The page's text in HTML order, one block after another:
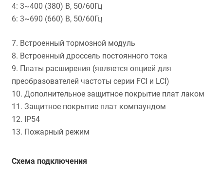
4: 3~400 (380) В, 50/60Гц
6: 3~690 (660) В, 50/60Гц
7. Встроенный тормозной модуль
8. Встроенный дроссель постоянного тока
9. Платы расширения (является опцией для
преобразователей частоты серии FCI и LCI)
10. Дополнительное защитное покрытие плат лаком
11. Защитное покрытие плат компаундом
12. IP54
13. Пожарный режим
Схема подключения